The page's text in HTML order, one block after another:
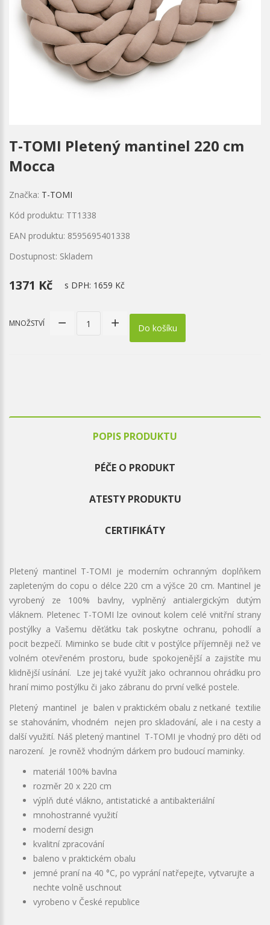
T-TOMI Pletený mantinel 220 cm
Mocca
Značka: T-TOMI
Kód produktu: TT1338
EAN produktu: 8595695401338
Dostupnost: Skladem
1371 Kč s DPH: 1659 Kč
MNOŽSTVÍ Do košíku
POPIS PRODUKTU
PÉČE O PRODUKT
ATESTY PRODUKTU
CERTIFIKÁTY
Pletený mantinel T-TOMI je moderním ochranným doplňkem
zapleteným do copu o délce 220 cm a výšce 20 cm. Mantinel je
vyrobený ze 100% bavlny, vyplněný antialergickým dutým
vláknem. Pletenec T-TOMI lze ovinout kolem celé vnitřní strany
postýlky a Vašemu děťátku tak poskytne ochranu, pohodlí a
pocit bezpečí. Miminko se bude cítit v postýlce příjemněji než ve
volném otevřeném prostoru, bude spokojenější a zajistíte mu
klidnější usínání. Lze jej také využít jako ochrannou ohrádku pro
hraní mimo postýlku či jako zábranu do první velké postele.
Pletený mantinel je balen v praktickém obalu z netkané textilie
se stahováním, vhodném nejen pro skladování, ale i na cesty a
další využití. Náš pletený mantinel T-TOMI je vhodný pro děti od
narození. Je rovněž vhodným dárkem pro budoucí maminky.
materiál 100% bavlna
rozměr 20 x 220 cm
výplň duté vlákno, antistatické a antibakteriální
mnohostranné využití
moderní design
kvalitní zpracování
baleno v praktickém obalu
jemné praní na 40 °C, po vyprání natřepejte, vytvarujte a
nechte volně uschnout
vyrobeno v České republice